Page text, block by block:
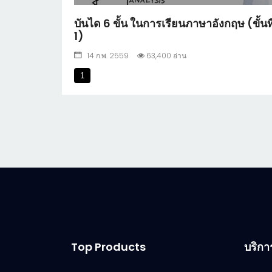
บันได 6 ขั้น ในการเรียนภาษาอังกฤษ (ขั้น
1)
14 ก.พ. 2559 63,400 อ่าน
1
Top Products บริกา